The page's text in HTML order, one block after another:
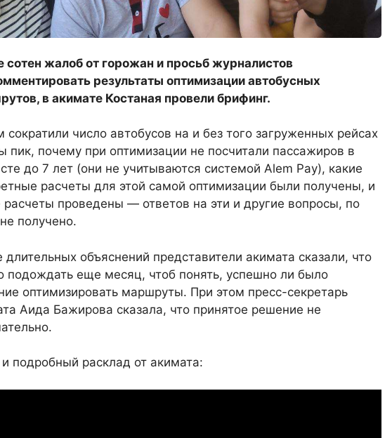
сотен жалоб от горожан и просьб журналистов
результаты оптимизации автобусных
в акимате Костаная провели брифинг.
сократили число автобусов на и без того загруженных рейсах
пик, почему при оптимизации не посчитали пассажиров в
до 7 лет (они не учитываются системой Alem Pay), какие
расчеты для этой самой оптимизации были получены, и
расчеты проведены — ответов на эти и другие вопросы, по
получено.
длительных объяснений представители акимата сказали, что
подождать еще месяц, чтоб понять, успешно ли было
оптимизировать маршруты. При этом пресс-секретарь
Аида Бажирова сказала, что принятое решение не
подробный расклад от акимата: